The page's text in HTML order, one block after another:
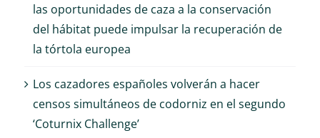
las oportunidades de caza a la conservación
del hábitat puede impulsar la recuperación de
la tórtola europea
Los cazadores españoles volverán a hacer
censos simultáneos de codorniz en el segundo
‘Coturnix Challenge’